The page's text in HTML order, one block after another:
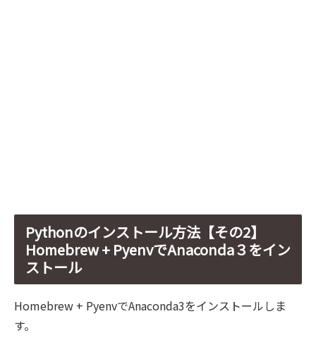
Pythonのインストール方法【その2】
Homebrew + PyenvでAnaconda３をイン
ストール
Homebrew + PyenvでAnaconda3をインストールしま
す。